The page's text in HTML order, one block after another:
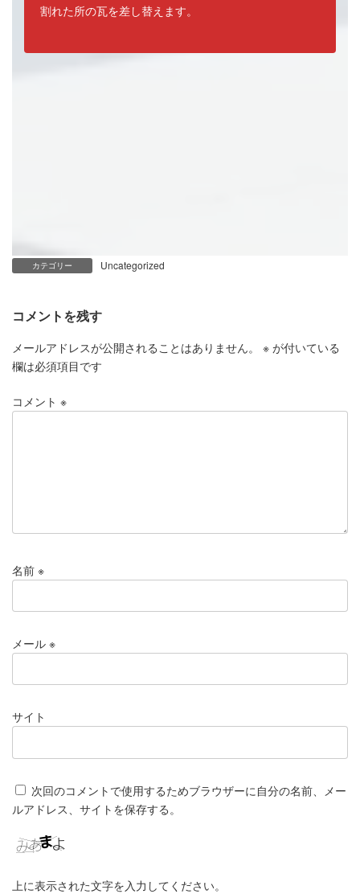
割れた所の瓦を差し替えます。
カテゴリー Uncategorized
コメントを残す
メールアドレスが公開されることはありません。 ※ が付いている
欄は必須項目です
コメント ※
名前 ※
メール ※
サイト
次回のコメントで使用するためブラウザーに自分の名前、メー
ルアドレス、サイトを保存する。
上に表示された文字を入力してください。